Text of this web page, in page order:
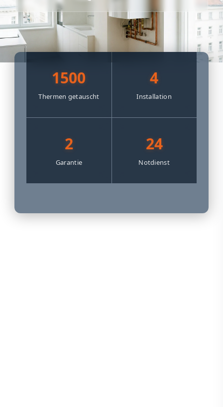
1500
Thermen getauscht
4
Installation
2
Garantie
24
Notdienst